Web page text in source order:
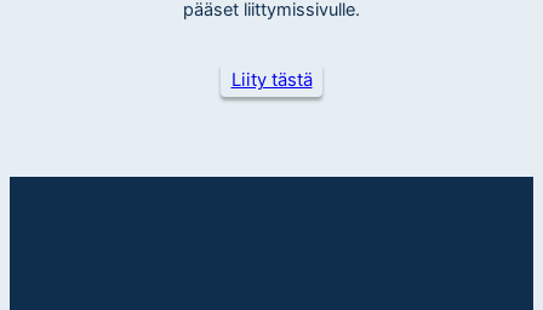
pääset liittymissivulle.
Liity tästä